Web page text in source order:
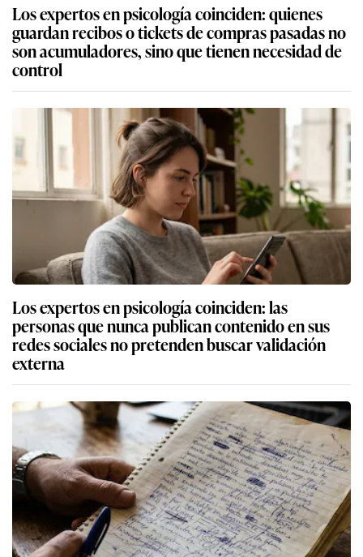
Los expertos en psicología coinciden: quienes
guardan recibos o tickets de compras pasadas no
son acumuladores, sino que tienen necesidad de
control
Los expertos en psicología coinciden: las
personas que nunca publican contenido en sus
redes sociales no pretenden buscar validación
externa